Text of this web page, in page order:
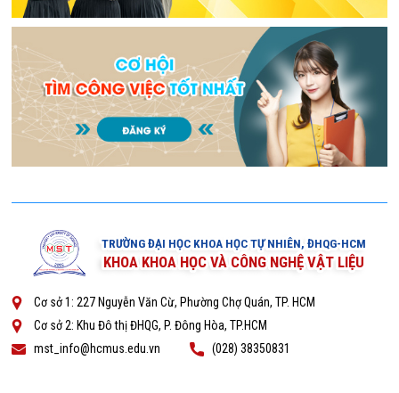
TRƯỜNG ĐẠI HỌC KHOA HỌC TỰ NHIÊN, ĐHQG-HCM
KHOA KHOA HỌC VÀ CÔNG NGHỆ VẬT LIỆU
Cơ sở 1: 227 Nguyễn Văn Cừ, Phường Chợ Quán, TP. HCM
Cơ sở 2: Khu Đô thị ĐHQG, P. Đông Hòa, TP.HCM
mst_info@hcmus.edu.vn
(028) 38350831